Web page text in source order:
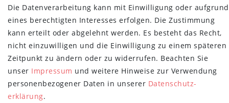
E-MAIL **
Newsletter
Honig
Hiermit bestätige ich, dass ich die
Meine Einwilligung kann ich jederzeit widerrufen.**
Abonnieren
Die Datenverarbeitung kann mit Einwilligung oder aufgrund
eines berechtigten Interesses erfolgen. Die Zustimmung
kann erteilt oder abgelehnt werden. Es besteht das Recht,
nicht einzuwilligen und die Einwilligung zu einem späteren
Zeitpunkt zu ändern oder zu widerrufen. Beachten Sie
unser Impressum und weitere Hinweise zur Verwendung
personenbezogener Daten in unserer Daten­schutz­
erklärung.